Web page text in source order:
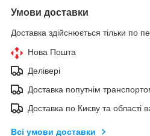
Умови доставки
Доставка здійснюється тільки по
Нова Пошта
Делівері
Доставка попутнім
Доставка по Києву та області
Всі умови доставки